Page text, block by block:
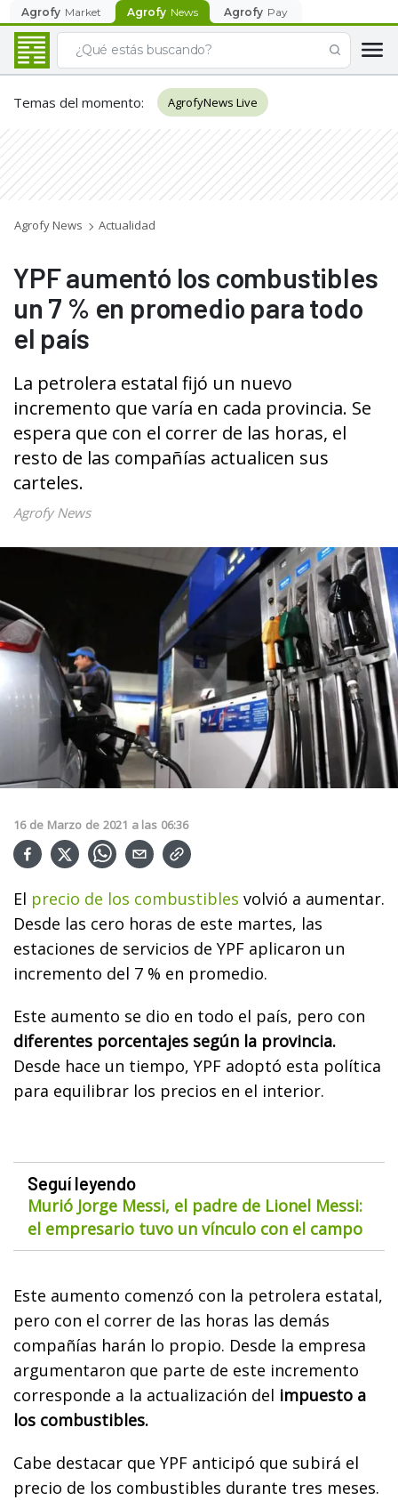
Agrofy Market Agrofy News Agrofy Pay
Temas del momento: AgrofyNews Live
Agrofy News Actualidad
YPF aumentó los combustibles
un 7 % en promedio para todo
el país
La petrolera estatal fijó un nuevo
incremento que varía en cada provincia. Se
espera que con el correr de las horas, el
resto de las compañías actualicen sus
carteles.
Agrofy News
16 de Marzo de 2021 a las 06:36
El precio de los combustibles volvió a aumentar.
Desde las cero horas de este martes, las
estaciones de servicios de YPF aplicaron un
incremento del 7 % en promedio.
Este aumento se dio en todo el país, pero con
diferentes porcentajes según la provincia.
Desde hace un tiempo, YPF adoptó esta política
para equilibrar los precios en el interior.
Seguí leyendo
Murió Jorge Messi, el padre de Lionel Messi:
el empresario tuvo un vínculo con el campo
Este aumento comenzó con la petrolera estatal,
pero con el correr de las horas las demás
compañías harán lo propio. Desde la empresa
argumentaron que parte de este incremento
corresponde a la actualización del impuesto a
los combustibles.
Cabe destacar que YPF anticipó que subirá el
precio de los combustibles durante tres meses.